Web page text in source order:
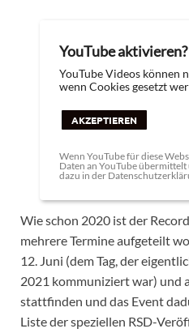
YouTube aktivieren?
YouTube Videos können
wenn Cookies gesetzt
AKZEPTIEREN
Wenn YouTube für diese
Daten an YouTube
dazu in der
Wie schon 2020 ist der
mehrere Termine aufgeteilt
12. Juni (dem Tag, der
2021 kommuniziert war) und
stattfinden und das Event
Liste der speziellen RSD-